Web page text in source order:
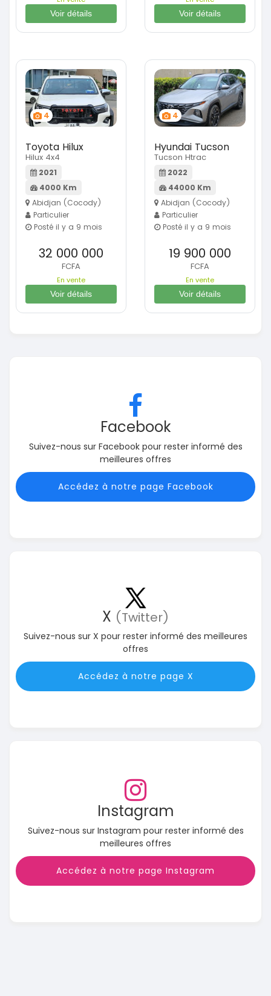
Voir détails
Voir détails
4
Toyota Hilux
Hilux 4x4
2021
4000 Km
Abidjan (Cocody)
Particulier
Posté il y a 9 mois
32 000 000
FCFA
En vente
Voir détails
4
Hyundai Tucson
Tucson Htrac
2022
44000 Km
Abidjan (Cocody)
Particulier
Posté il y a 9 mois
19 900 000
FCFA
En vente
Voir détails
Facebook
Suivez-nous sur Facebook pour rester informé des
meilleures offres
Accédez à notre page Facebook
X (Twitter)
Suivez-nous sur X pour rester informé des meilleures
offres
Accédez à notre page X
Instagram
Suivez-nous sur Instagram pour rester informé des
meilleures offres
Accédez à notre page Instagram